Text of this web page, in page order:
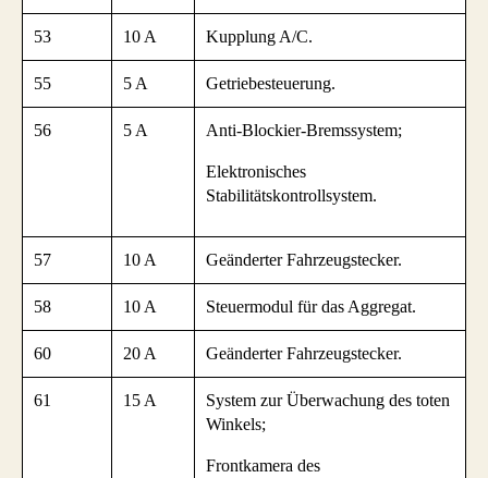
53 10 A Kupplung A/C.
55 5 A Getriebesteuerung.
56 5 A Anti-Blockier-Bremssystem;
Elektronisches
Stabilitätskontrollsystem.
57 10 A Geänderter Fahrzeugstecker.
58 10 A Steuermodul für das Aggregat.
60 20 A Geänderter Fahrzeugstecker.
61 15 A
System zur Überwachung des toten
Winkels;
Frontkamera des